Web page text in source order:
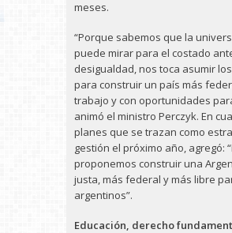
meses.
“Porque sabemos que la
puede mirar para el costado
desigualdad, nos toca asumir
para construir un país más
trabajo y con oportunidades
animó el ministro Perczyk. En
planes que se trazan como
gestión el próximo año, agregó:
proponemos construir una
justa, más federal y más libre
argentinos”.
Educación, derecho